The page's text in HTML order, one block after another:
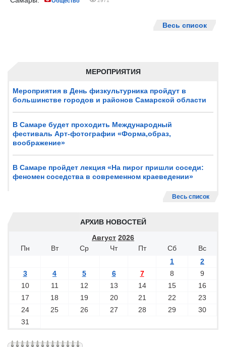
МЕРОПРИЯТИЯ
Мероприятия в День физкультурника пройдут в
большинстве городов и районов Самарской области
В Самаре будет проходить Международный
фестиваль Арт-фотографии «Форма,образ,
воображение»
В Самаре пройдет лекция «На пирог пришли соседи:
феномен соседства в современном краеведении»
Весь список
АРХИВ НОВОСТЕЙ
Август 2026
Пн
Вт Ср Чт Пт Сб
Вс
1
2
3
4 5 6 7 8
9
10
11 12 13 14 15
16
17
18 19 20 21 22
23
24
25 26 27 28 29
30
31
Весь список